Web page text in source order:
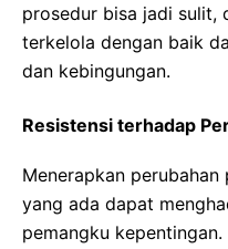
prosedur bisa jadi sulit,
terkelola dengan baik
dan kebingungan.
Resistensi terhadap
Menerapkan
yang ada dapat
pemangku